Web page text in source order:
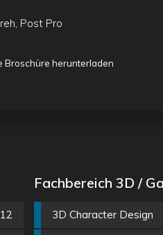
Post Pro
Broschüre herunterladen
Fachbereich 3D /
3D Character Design